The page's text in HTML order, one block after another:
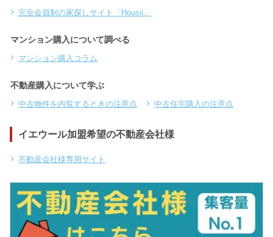
完全会員制の家探しサイト「Housii」
マンション購入について調べる
マンション購入コラム
不動産購入について学ぶ
中古物件を内覧するときの注意点 中古住宅購入の注意点
イエウール加盟希望の不動産会社様
不動産会社様専用サイト